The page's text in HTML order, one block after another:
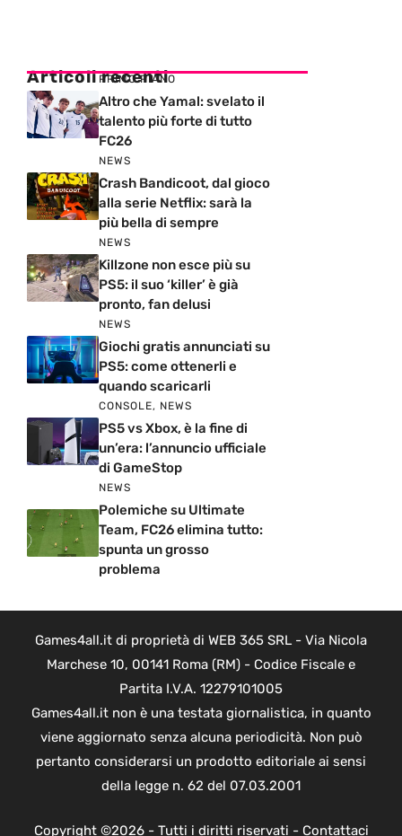
Articoli recenti
PRIMO PIANO
Altro che Yamal: svelato il
talento più forte di tutto
FC26
NEWS
Crash Bandicoot, dal gioco
alla serie Netflix: sarà la
più bella di sempre
NEWS
Killzone non esce più su
PS5: il suo ‘killer’ è già
pronto, fan delusi
NEWS
Giochi gratis annunciati su
PS5: come ottenerli e
quando scaricarli
CONSOLE, NEWS
PS5 vs Xbox, è la fine di
un’era: l’annuncio ufficiale
di GameStop
NEWS
Polemiche su Ultimate
Team, FC26 elimina tutto:
spunta un grosso
problema
Games4all.it di proprietà di WEB 365 SRL - Via Nicola
Marchese 10, 00141 Roma (RM) - Codice Fiscale e
Partita I.V.A. 12279101005
Games4all.it non è una testata giornalistica, in quanto
viene aggiornato senza alcuna periodicità. Non può
pertanto considerarsi un prodotto editoriale ai sensi
della legge n. 62 del 07.03.2001
Copyright ©2026 - Tutti i diritti riservati - Contattaci